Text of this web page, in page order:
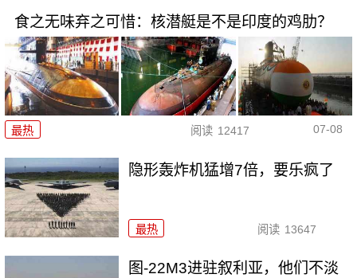
食之无味弃之可惜：核潜艇是不是印度的鸡肋？
最热 阅读 12417 07-08
隐形轰炸机猛增7倍，要乐疯了
最热 阅读 13647
图-22M3进驻叙利亚，他们不淡